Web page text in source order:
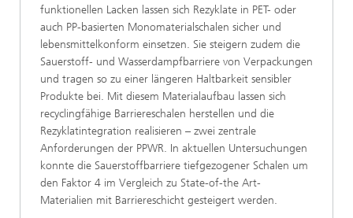
funktionellen Lacken lassen sich Rezyklate in PET- oder
auch PP-basierten Monomaterialschalen sicher und
lebensmittelkonform einsetzen. Sie steigern zudem die
Sauerstoff- und Wasserdampfbarriere von Verpackungen
und tragen so zu einer längeren Haltbarkeit sensibler
Produkte bei. Mit diesem Materialaufbau lassen sich
recyclingfähige Barriereschalen herstellen und die
Rezyklatintegration realisieren – zwei zentrale
Anforderungen der PPWR. In aktuellen Untersuchungen
konnte die Sauerstoffbarriere tiefgezogener Schalen um
den Faktor 4 im Vergleich zu State-of-the Art-
Materialien mit Barriereschicht gesteigert werden.